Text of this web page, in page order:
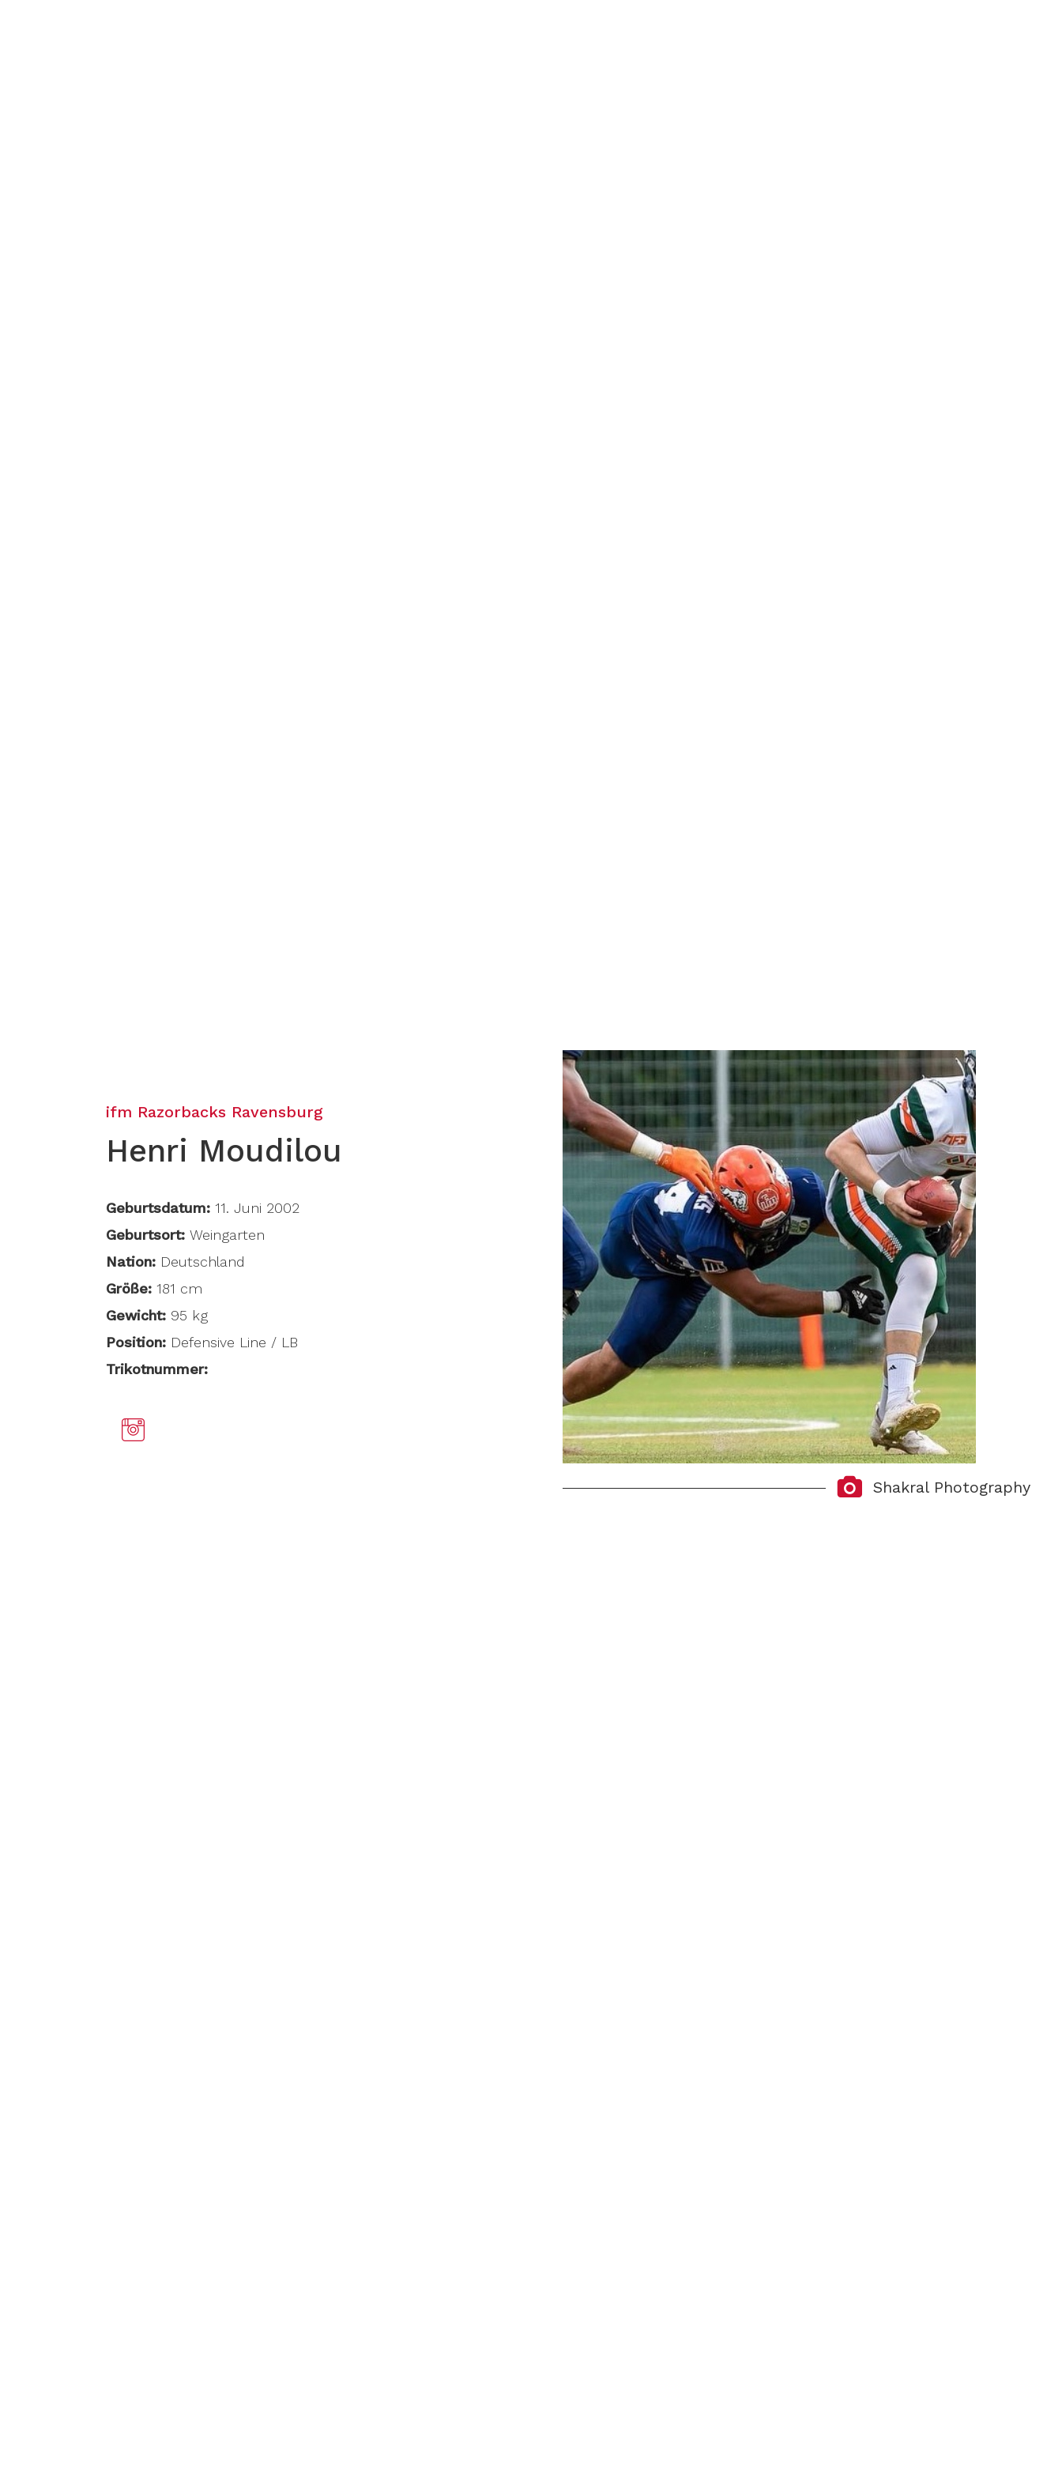
ifm Razorbacks Ravensburg
Henri Moudilou
Geburtsdatum:11. Juni 2002
Geburtsort:Weingarten
Nation: Deutschland
Größe: 181 cm
Gewicht: 95 kg
Position: Defensive Line / LB
Trikotnummer:
Shakral Photography